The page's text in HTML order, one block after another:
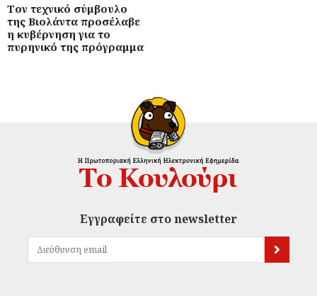
Τον τεχνικό σύμβουλο
της Βιολάντα προσέλαβε
η κυβέρνηση για το
πυρηνικό της πρόγραμμα
Εγγραφείτε στο newsletter